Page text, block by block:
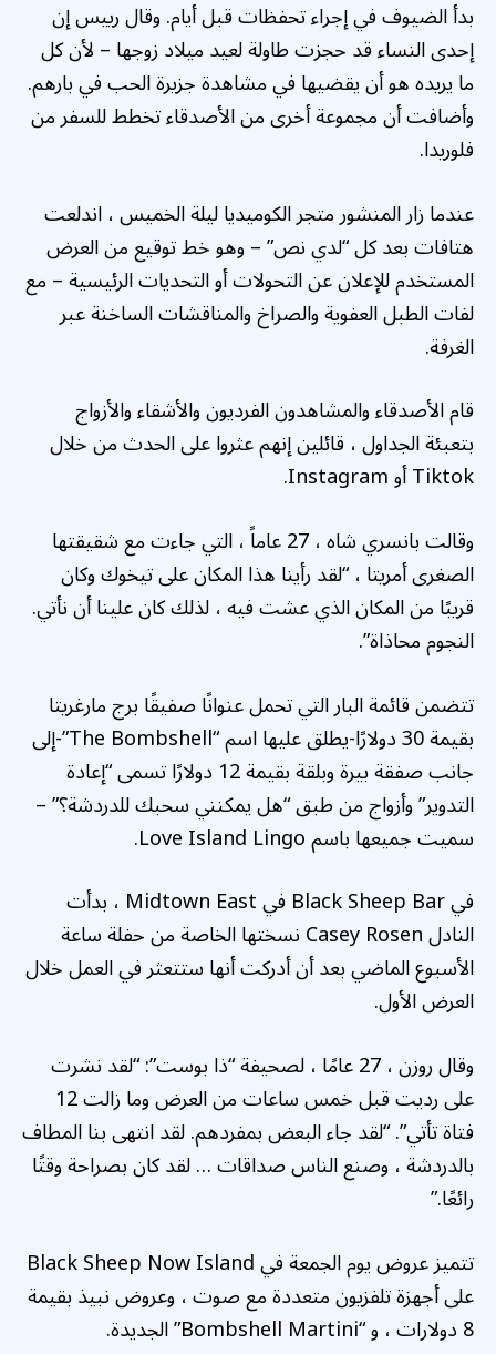
بدأ الضيوف في إجراء تحفظات قبل أيام. وقال رييس إن
إحدى النساء قد حجزت طاولة لعيد ميلاد زوجها – لأن كل
ما يريده هو أن يقضيها في مشاهدة جزيرة الحب في بارهم.
وأضافت أن مجموعة أخرى من الأصدقاء تخطط للسفر من
فلوريدا.
عندما زار المنشور متجر الكوميديا ​​ليلة الخميس ، اندلعت
هتافات بعد كل “لدي نص” – وهو خط توقيع من العرض
المستخدم للإعلان عن التحولات أو التحديات الرئيسية – مع
لفات الطبل العفوية والصراخ والمناقشات الساخنة عبر
الغرفة.
قام الأصدقاء والمشاهدون الفرديون والأشقاء والأزواج
بتعبئة الجداول ، قائلين إنهم عثروا على الحدث من خلال
Tiktok أو Instagram.
وقالت بانسري شاه ، 27 عاماً ، التي جاءت مع شقيقتها
الصغرى أمريتا ، “لقد رأينا هذا المكان على تيخوك وكان
قريبًا من المكان الذي عشت فيه ، لذلك كان علينا أن نأتي.
النجوم محاذاة”.
تتضمن قائمة البار التي تحمل عنوانًا صفيقًا برج مارغريتا
بقيمة 30 دولارًا-يطلق عليها اسم “The Bombshell”-إلى
جانب صفقة بيرة وبلقة بقيمة 12 دولارًا تسمى “إعادة
التدوير” وأزواج من طبق “هل يمكنني سحبك للدردشة؟” –
سميت جميعها باسم Love Island Lingo.
في Black Sheep Bar في Midtown East ، بدأت
النادل Casey Rosen نسختها الخاصة من حفلة ساعة
الأسبوع الماضي بعد أن أدركت أنها ستتعثر في العمل خلال
العرض الأول.
وقال روزن ، 27 عامًا ، لصحيفة “ذا بوست”: “لقد نشرت
على رديت قبل خمس ساعات من العرض وما زالت 12
فتاة تأتي”. “لقد جاء البعض بمفردهم. لقد انتهى بنا المطاف
بالدردشة ، وصنع الناس صداقات … لقد كان بصراحة وقتًا
رائعًا.”
تتميز عروض يوم الجمعة في Black Sheep Now Island
على أجهزة تلفزيون متعددة مع صوت ، وعروض نبيذ بقيمة
8 دولارات ، و “Bombshell Martini” الجديدة.